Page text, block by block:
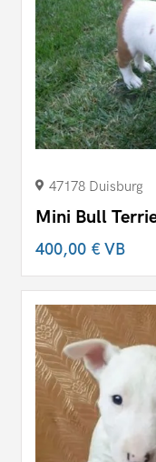
47178 Duisburg
Mini Bull
400,00 €VB